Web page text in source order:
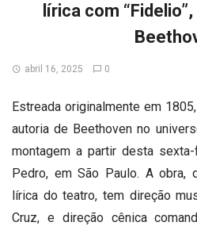
lírica com
abril 16, 2025 0
Estreada originalmente em
autoria de Beethoven no
montagem a partir desta
Pedro, em São Paulo. A obra,
lírica do teatro, tem direção
Cruz, e direção cênica